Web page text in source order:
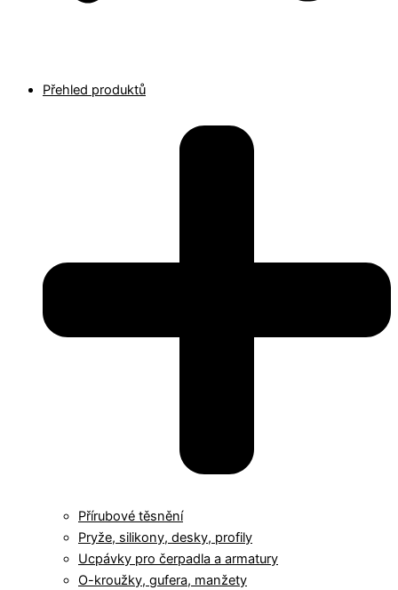
Přehled produktů
Přírubové těsnění
Pryže, silikony, desky, profily
Ucpávky pro čerpadla a armatury
O-kroužky, gufera, manžety